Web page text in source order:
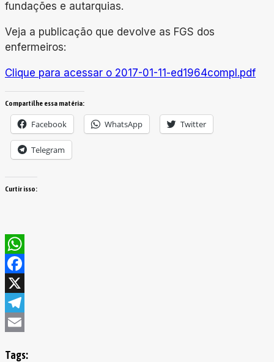
fundações e autarquias.
Veja a publicação que devolve as FGS dos
enfermeiros:
Clique para acessar o 2017-01-11-ed1964compl.pdf
Compartilhe essa matéria:
Facebook WhatsApp Twitter
Telegram
Curtir isso:
WhatsApp
Facebook
X
Telegram
Tags: